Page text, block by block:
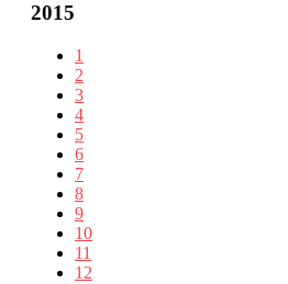
2015
1
2
3
4
5
6
7
8
9
10
11
12